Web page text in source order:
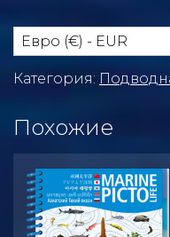
Пиктолайф
Макаронези
Евро (€) - EUR
Категория:
Похожие